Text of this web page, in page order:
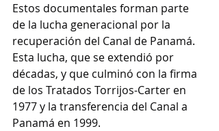
Estos documentales forman parte
de la lucha generacional por la
recuperación del Canal de Panamá.
Esta lucha, que se extendió por
décadas, y que culminó con la firma
de los Tratados Torrijos-Carter en
1977 y la transferencia del Canal a
Panamá en 1999.